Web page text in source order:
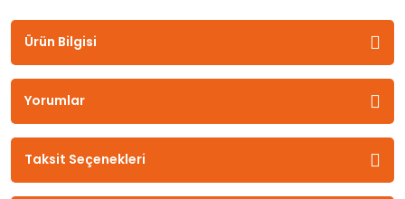
Ürün Bilgisi
Yorumlar
Taksit Seçenekleri